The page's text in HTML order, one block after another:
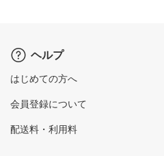
ヘルプ
はじめての方へ
会員登録について
配送料・利用料